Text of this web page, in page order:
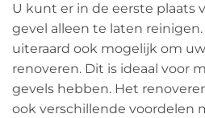
U kunt er in de eerste plaats
gevel alleen te laten reinigen.
uiteraard ook mogelijk om
renoveren. Dit is ideaal voor
gevels hebben. Het
ook verschillende voordelen